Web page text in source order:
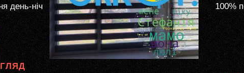
день-ніч
100%